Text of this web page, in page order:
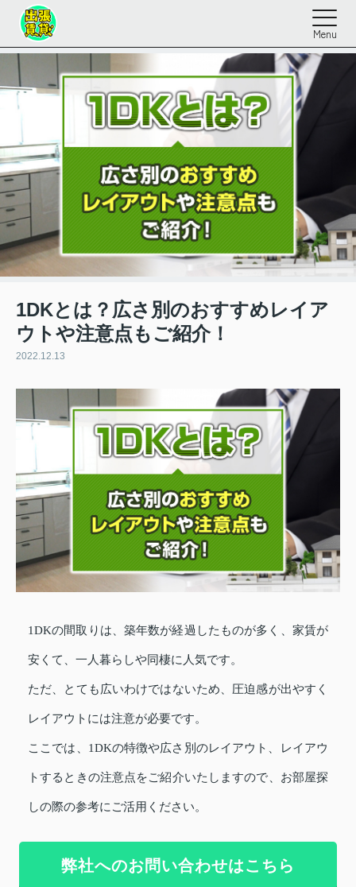
Menu
1DKとは？広さ別のおすすめレイア
ウトや注意点もご紹介！
2022.12.13
1DKの間取りは、築年数が経過したものが多く、家賃が
安くて、一人暮らしや同棲に人気です。
ただ、とても広いわけではないため、圧迫感が出やすく
レイアウトには注意が必要です。
ここでは、1DKの特徴や広さ別のレイアウト、レイアウ
トするときの注意点をご紹介いたしますので、お部屋探
しの際の参考にご活用ください。
弊社へのお問い合わせはこちら